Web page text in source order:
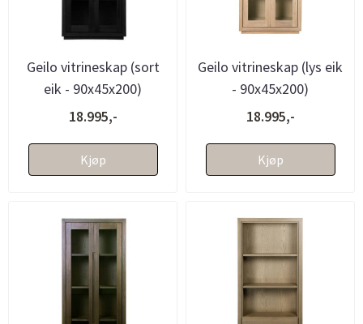
Geilo vitrineskap (sort
eik - 90x45x200)
18.995,-
Kjøp
Geilo vitrineskap (lys eik
- 90x45x200)
18.995,-
Kjøp